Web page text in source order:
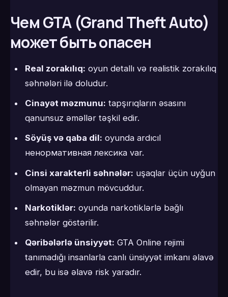
Чем GTA (Grand Theft Auto)
может быть опасен
Real zorakılıq: oyun detallı və realistik zorakılıq
səhnələri ilə doludur.
Cinayət məzmunu: tapşırıqların əsasını
qanunsuz əməllər təşkil edir.
Söyüş və qaba dil: oyunda ardıcıl
ненормативная лексика var.
Cinsi xarakterli səhnələr: uşaqlar üçün uyğun
olmayan məzmun mövcuddur.
Narkotiklər: oyunda narkotiklərlə bağlı
səhnələr göstərilir.
Qəribələrlə ünsiyyət: GTA Online rejimi
tanımadığı insanlarla canlı ünsiyyət imkanı əlavə
edir, bu isə əlavə risk yaradır.